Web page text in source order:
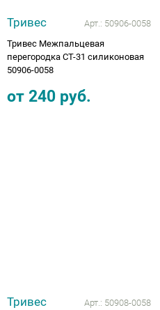
Тривес Арт.: 50906-0058
Тривес Межпальцевая
перегородка СТ-31 силиконовая
50906-0058
от 240 руб.
Тривес Арт.: 50908-0058